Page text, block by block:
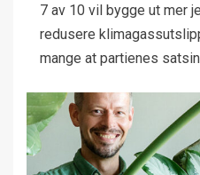
7 av 10 vil bygge ut mer
redusere
mange at partienes